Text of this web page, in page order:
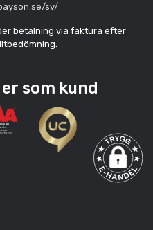
sv/
betalning via faktura efter
som kund